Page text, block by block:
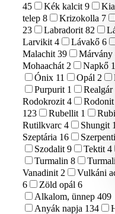
45
Kék kalcit 9
telep 8 Krizokolla 7
23
Labradorit 82
Larvikit 4 Lávakő 6
Malachit 39 Márvány
Mohaachát 2 Napkő 1
Ónix 11 Opál 2
Purpurit 1 Realgár
Rodokrozit 4 Rodonit
123
Rubellit 1
Rutilkvarc 4 Shungit
Szeptária 16
Szodalit 9 Tektit 4
Turmalin 8
Vanadinit 2 Vulkáni
6
Zöld opál 6
Alkalom, ünnep 409
Anyák napja 134